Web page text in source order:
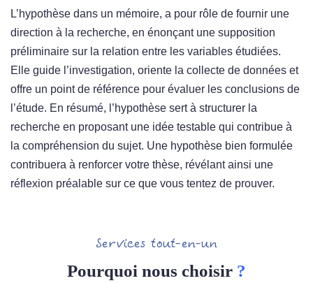
L’hypothèse dans un mémoire, a pour rôle de fournir une
direction à la recherche, en énonçant une supposition
préliminaire sur la relation entre les variables étudiées.
Elle guide l’investigation, oriente la collecte de données et
offre un point de référence pour évaluer les conclusions de
l’étude. En résumé, l’hypothèse sert à structurer la
recherche en proposant une idée testable qui contribue à
la compréhension du sujet. Une hypothèse bien formulée
contribuera à renforcer votre thèse, révélant ainsi une
réflexion préalable sur ce que vous tentez de prouver.
Services tout-en-un
Pourquoi nous choisir ?